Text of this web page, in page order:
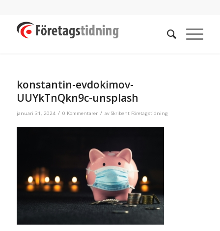
konstantin-evdokimov-
UUYkTnQkn9c-unsplash
januari 31, 2024 / 0 Kommentarer / av Skribent Företagstidning